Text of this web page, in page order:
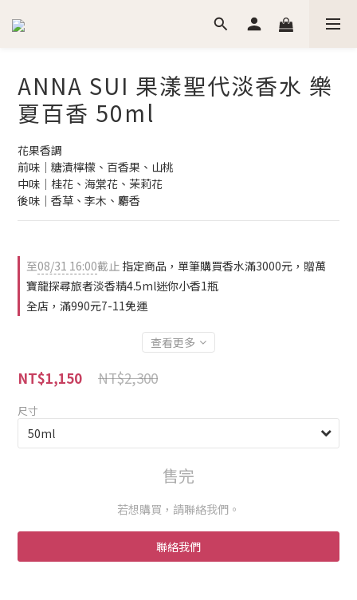
ANNA SUI 果漾聖代淡香水 樂
夏百香 50ml
花果香調
前味│糖漬檸檬、百香果、山桃
中味│桂花、海棠花、茉莉花
後味│香草、李木、麝香
至08/31 16:00截止 指定商品，單筆購買香水滿3000元，贈萬
寶龍探尋旅者淡香精4.5ml迷你小香1瓶
全店，滿990元7-11免運
查看更多
NT$2,300
NT$1,150
尺寸
售完
若想購買，請聯絡我們。
聯絡我們